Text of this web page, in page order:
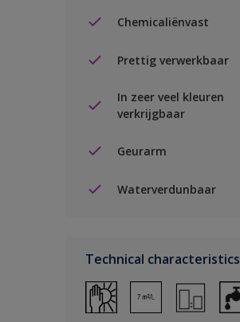
Chemicaliënvast
Prettig verwerkbaar
In zeer veel kleuren
verkrijgbaar
Geurarm
Waterverdunbaar
Technical characteristics